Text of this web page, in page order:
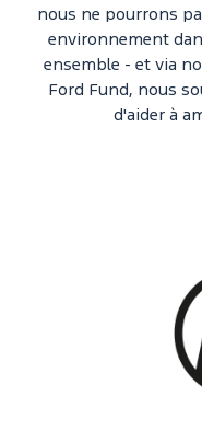
nous ne pourrons
environnement
ensemble - et via
Ford Fund, nous
d'aider à